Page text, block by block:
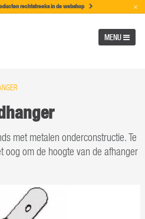
rechtstreeks in de webshop ×
MENU
met metalen onderconstructie. Te
oog om de hoogte van de afhanger